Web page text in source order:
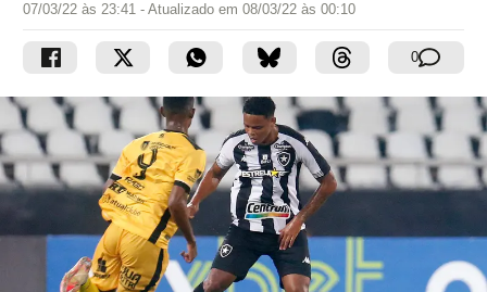
07/03/22 às 23:41 - Atualizado em 08/03/22 às 00:10
0